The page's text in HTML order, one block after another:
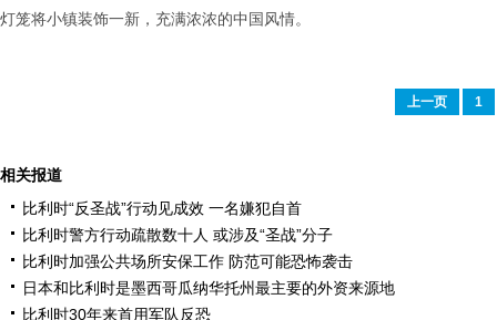
灯笼将小镇装饰一新，充满浓浓的中国风情。
上一页 1
相关报道
比利时“反圣战”行动见成效 一名嫌犯自首
比利时警方行动疏散数十人 或涉及“圣战”分子
比利时加强公共场所安保工作 防范可能恐怖袭击
日本和比利时是墨西哥瓜纳华托州最主要的外资来源地
比利时30年来首用军队反恐